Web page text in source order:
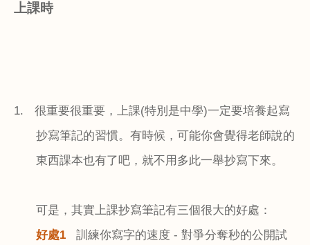
上課時
1. 很重要很重要，上課(特別是中學)一定要培養起寫
抄寫筆記的習慣。有時候，可能你會覺得老師說的
東西課本也有了吧，就不用多此一舉抄寫下來。
可是，其實上課抄寫筆記有三個很大的好處：
好處1 訓練你寫字的速度 - 對爭分奪秒的公開試